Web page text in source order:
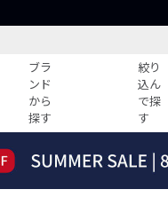
ブラ
ンド
から
探す
絞り
込ん
で探
す
すべての記事